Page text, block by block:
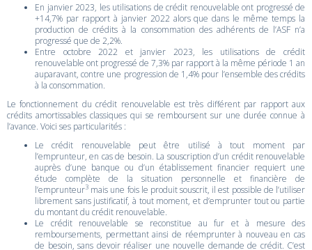
En janvier 2023, les utilisations de crédit renouvelable ont progressé de
+14,7% par rapport à janvier 2022 alors que dans le même temps la
production de crédits à la consommation des adhérents de l’ASF n’a
progressé que de 2,2%.
Entre octobre 2022 et janvier 2023, les utilisations de crédit
renouvelable ont progressé de 7,3% par rapport à la même période 1 an
auparavant, contre une progression de 1,4% pour l’ensemble des crédits
à la consommation.
Le fonctionnement du crédit renouvelable est très différent par rapport aux
crédits amortissables classiques qui se remboursent sur une durée connue à
l’avance. Voici ses particularités :
Le crédit renouvelable peut être utilisé à tout moment par
l’emprunteur, en cas de besoin. La souscription d’un crédit renouvelable
auprès d’une banque ou d’un établissement financier requiert une
étude complète de la situation personnelle et financière de
l’emprunteur3 mais une fois le produit souscrit, il est possible de l’utiliser
librement sans justificatif, à tout moment, et d’emprunter tout ou partie
du montant du crédit renouvelable.
Le crédit renouvelable se reconstitue au fur et à mesure des
remboursements, permettant ainsi de réemprunter à nouveau en cas
de besoin, sans devoir réaliser une nouvelle demande de crédit. C’est